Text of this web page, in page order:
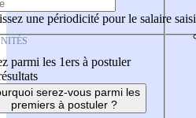
une périodicité pour le salaire saisi
parmi les 1ers à postuler
serez-vous parmi les
premiers à postuler ?